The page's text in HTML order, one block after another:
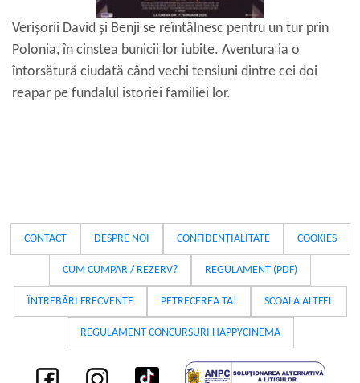
Verișorii David și Benji se reîntâlnesc pentru un tur prin
Polonia, în cinstea bunicii lor iubite. Aventura ia o
întorsătură ciudată când vechi tensiuni dintre cei doi
reapar pe fundalul istoriei familiei lor.
CONTACT DESPRE NOI CONFIDENȚIALITATE COOKIES
CUM CUMPAR / REZERV? REGULAMENT (PDF)
ÎNTREBĂRI FRECVENTE PETRECEREA TA! SCOALA ALTFEL
REGULAMENT CONCURSURI HAPPYCINEMA